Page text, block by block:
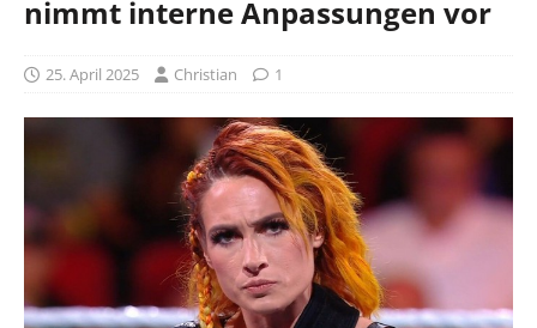
nimmt interne Anpassungen vor
25. April 2025 Christian 1